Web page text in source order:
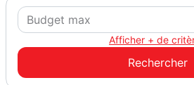
Afficher + de